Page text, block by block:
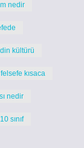
nedir
kültürü
kısaca
nedir
sınıf